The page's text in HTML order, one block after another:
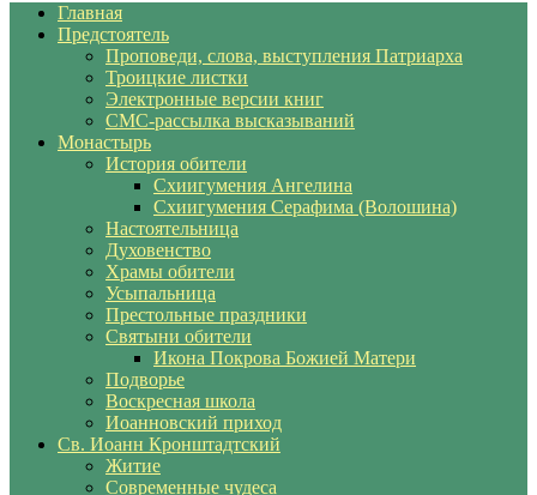
Главная
Предстоятель
Проповеди, слова, выступления Патриарха
Троицкие листки
Электронные версии книг
СМС-рассылка высказываний
Монастырь
История обители
Схиигумения Ангелина
Схиигумения Серафима (Волошина)
Настоятельница
Духовенство
Храмы обители
Усыпальница
Престольные праздники
Святыни обители
Икона Покрова Божией Матери
Подворье
Воскресная школа
Иоанновский приход
Св. Иоанн Кронштадтский
Житие
Современные чудеса